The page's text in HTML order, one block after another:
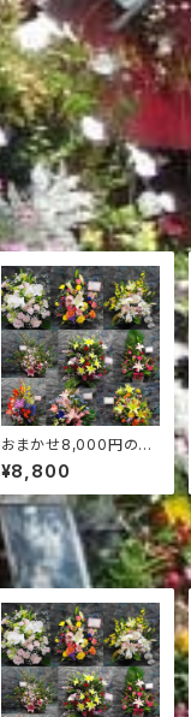
おまかせ8,000円のア
レンジ花
¥8,800